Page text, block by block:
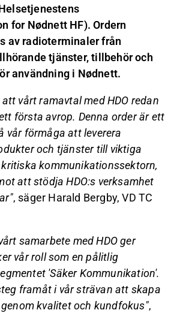
for Nødnett HF). Ordern
av radioterminaler från
tjänster, tillbehör och
användning i Nødnett.
vårt ramavtal med HDO redan
första avrop. Denna order är ett
vår förmåga att leverera
och tjänster till viktiga
kommunikationssektorn,
att stödja HDO:s verksamhet
", säger Harald Bergby, VD TC
samarbete med HDO ger
vår roll som en pålitlig
'Säker Kommunikation'.
framåt i vår strävan att skapa
kvalitet och kundfokus",